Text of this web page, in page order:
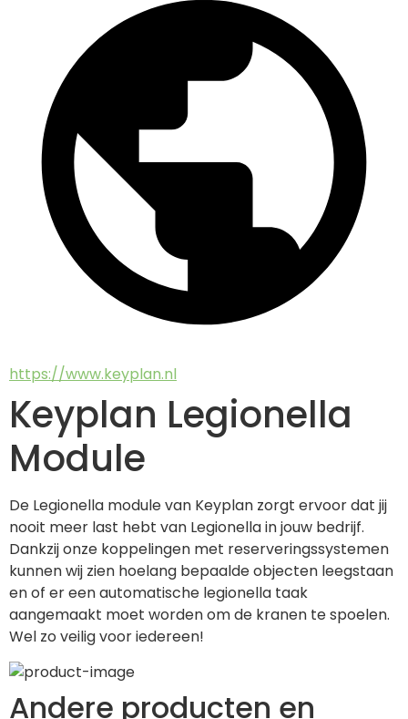
https://www.keyplan.nl
Keyplan Legionella
Module
De Legionella module van Keyplan zorgt ervoor dat jij
nooit meer last hebt van Legionella in jouw bedrijf.
Dankzij onze koppelingen met reserveringssystemen
kunnen wij zien hoelang bepaalde objecten leegstaan
en of er een automatische legionella taak
aangemaakt moet worden om de kranen te spoelen.
Wel zo veilig voor iedereen!
Andere producten en